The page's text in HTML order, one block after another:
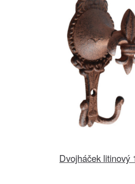
Dvojháček litinový